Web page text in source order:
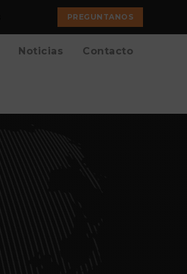
PREGUNTANOS
Noticias Contacto